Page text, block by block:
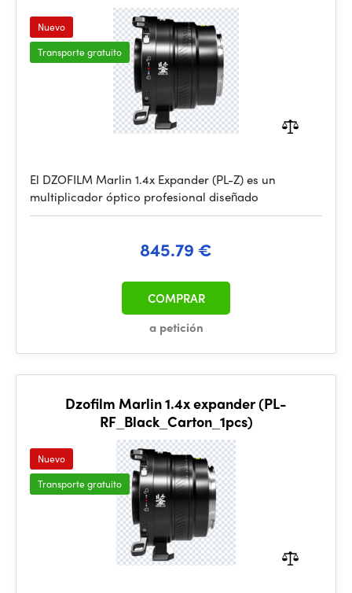
Nuevo
Transporte gratuito
El DZOFILM Marlin 1.4x Expander (PL-Z) es un
multiplicador óptico profesional diseñado
845.79 €
a petición
COMPRAR
Dzofilm Marlin 1.4x expander (PL-
RF_Black_Carton_1pcs)
Nuevo
Transporte gratuito